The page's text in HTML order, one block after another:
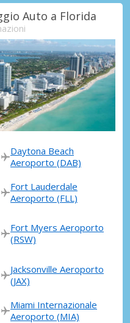
Auto a Florida
Daytona Beach
Aeroporto (DAB)
Fort Lauderdale
Aeroporto (FLL)
Fort Myers Aeroporto
(RSW)
Jacksonville Aeroporto
(JAX)
Miami Internazionale
Aeroporto (MIA)